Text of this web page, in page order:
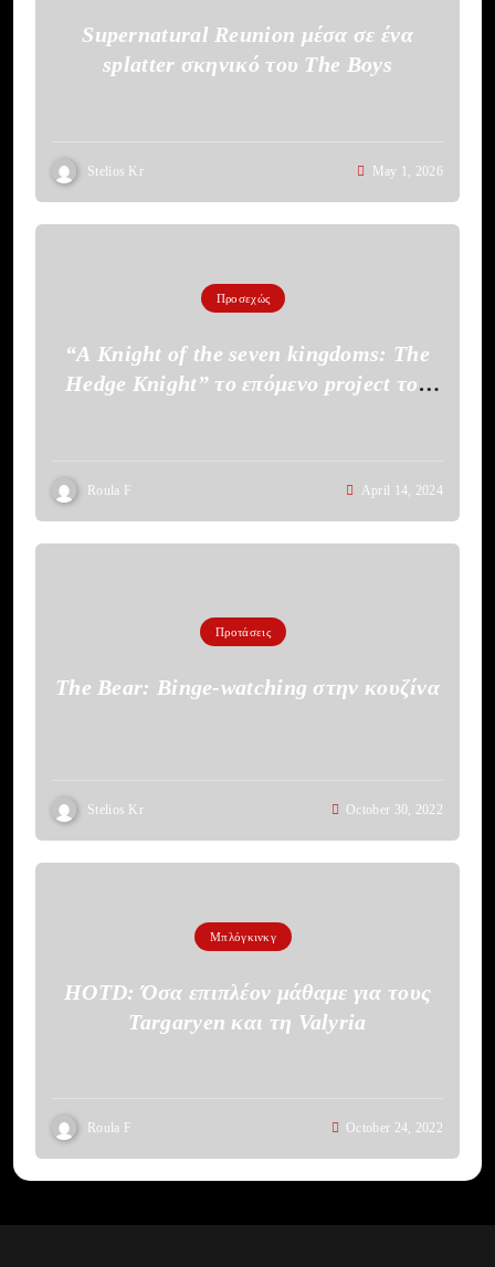
Supernatural Reunion μέσα σε ένα
splatter σκηνικό του The Boys
Stelios Kr May 1, 2026
Προσεχώς
“A Knight of the seven kingdoms: The
Hedge Knight” το επόμενο project του
Roula F April 14, 2024
Προτάσεις
The Bear: Binge-watching στην κουζίνα
Stelios Kr October 30, 2022
Μπλόγκινκγ
HOTD: Όσα επιπλέον μάθαμε για τους
Targaryen και τη Valyria
Roula F October 24, 2022